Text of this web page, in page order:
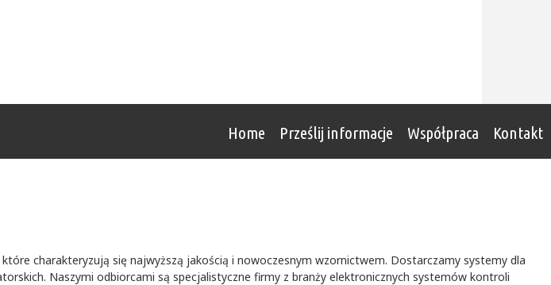
Home Prześlij informacje Współpraca Kontakt
charakteryzują się najwyższą jakością i nowoczesnym wzornictwem. Dostarczamy systemy dla
Naszymi odbiorcami są specjalistyczne firmy z branży elektronicznych systemów kontroli